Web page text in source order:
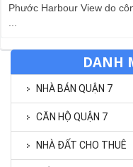
Phước Harbour View do
DANH
NHÀ BÁN QUẬN 7
CĂN HỘ QUẬN 7
NHÀ ĐẤT CHO THUÊ